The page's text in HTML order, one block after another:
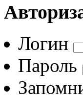
Логин
Пароль